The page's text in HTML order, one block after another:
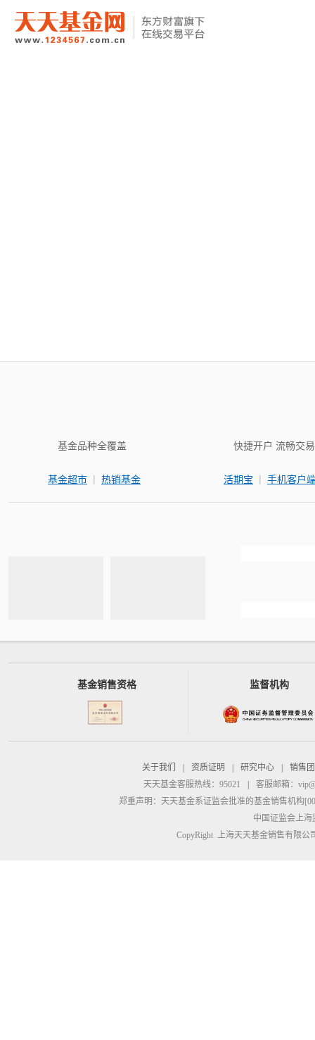
基金品种全覆盖
基金超市 | 热销基金
快捷开户 流畅交易
活期宝 | 手机客户
基金销售资格 监督机构
关于我们 资质证明 研究中心
销售
天天基金客服热线：95021
客服邮箱：
郑重声明： 天天基金系证监会批准的基金销售机构
中国证监会上
CopyRight 上海天天基金销售有限